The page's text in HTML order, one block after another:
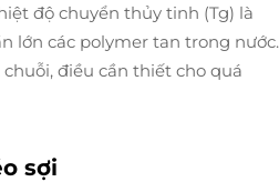
độ chuyển thủy tinh (Tg) là
lớn các polymer tan trong nước.
điều cần thiết cho quá
sợi